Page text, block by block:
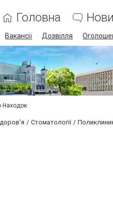
Головна
Вакансії Дозвілля
Находок
Стоматології